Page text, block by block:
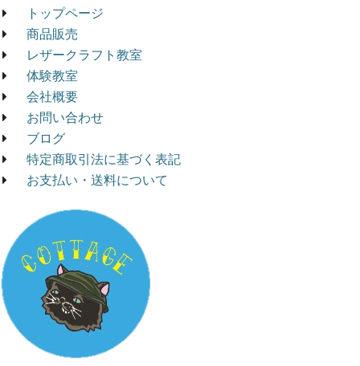
トップページ
商品販売
レザークラフト教室
体験教室
会社概要
お問い合わせ
ブログ
特定商取引法に基づく表記
お支払い・送料について